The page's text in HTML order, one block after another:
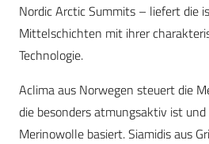
Nordic Arctic Summits – liefert die
Mittelschichten mit ihrer
Technologie.
Aclima aus Norwegen steuert die
die besonders atmungsaktiv ist
Merinowolle basiert. Siamidis aus